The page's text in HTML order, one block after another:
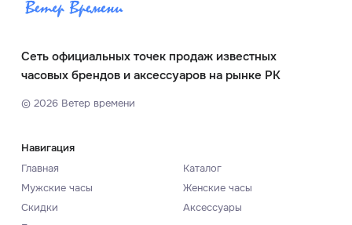
Сеть официальных точек продаж известных
часовых брендов и аксессуаров на рынке РК
© 2026Ветер времени
Навигация
Главная
Каталог
Мужские часы
Женские часы
Скидки
Аксессуары